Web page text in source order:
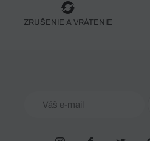
ZRUŠENIE A VRÁTENIE